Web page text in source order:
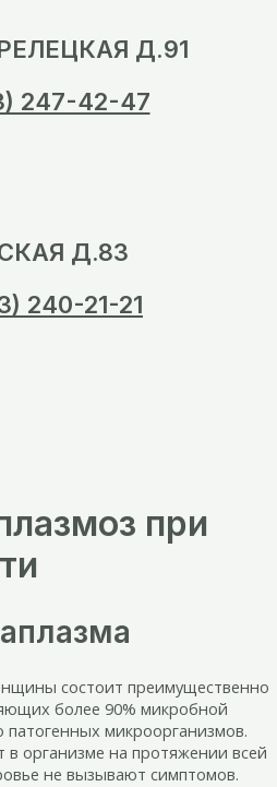
Д.91
247-42-47
Д.83
240-21-21
при
состоит преимущественно
более 90% микробной
патогенных микроорганизмов.
в организме на протяжении всей
не вызывают симптомов.